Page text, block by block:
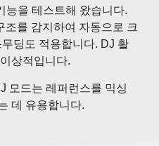
능을 테스트해 왔습니다.
조를 감지하여 자동으로 크
딩도 적용합니다. DJ 활
상적입니다.
모드는 레퍼런스를 믹싱
데 유용합니다.